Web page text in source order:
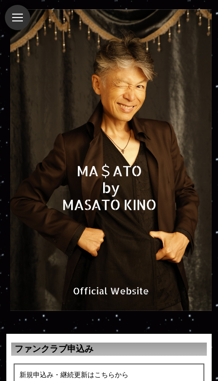
ファンクラブ申込み
新規申込み・継続更新はこちらから